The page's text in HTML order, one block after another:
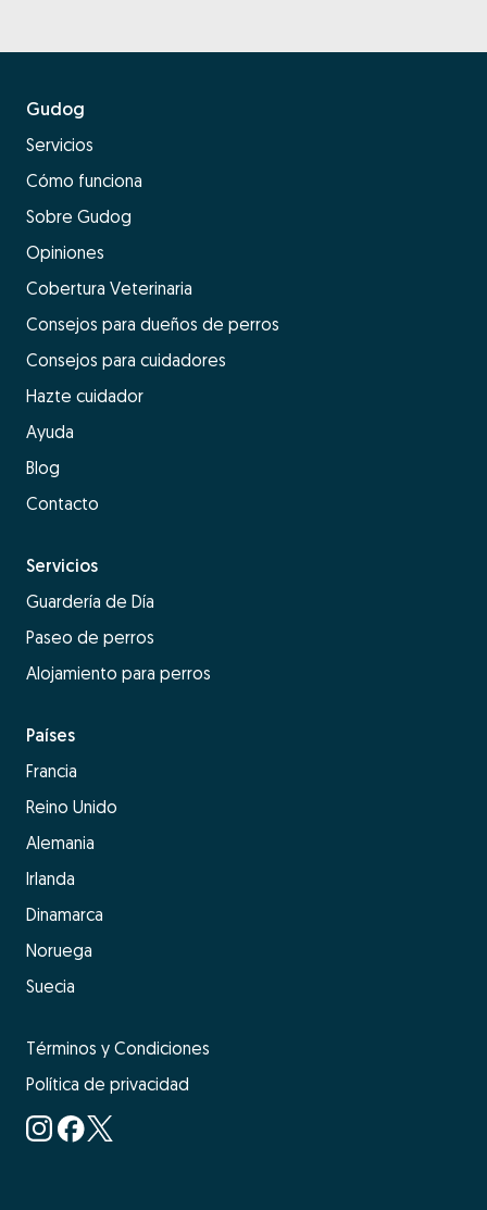
Gudog
Servicios
Cómo funciona
Sobre Gudog
Opiniones
Cobertura Veterinaria
Consejos para dueños de perros
Consejos para cuidadores
Hazte cuidador
Ayuda
Blog
Contacto
Servicios
Guardería de Día
Paseo de perros
Alojamiento para perros
Países
Francia
Reino Unido
Alemania
Irlanda
Dinamarca
Noruega
Suecia
Términos y Condiciones
Política de privacidad